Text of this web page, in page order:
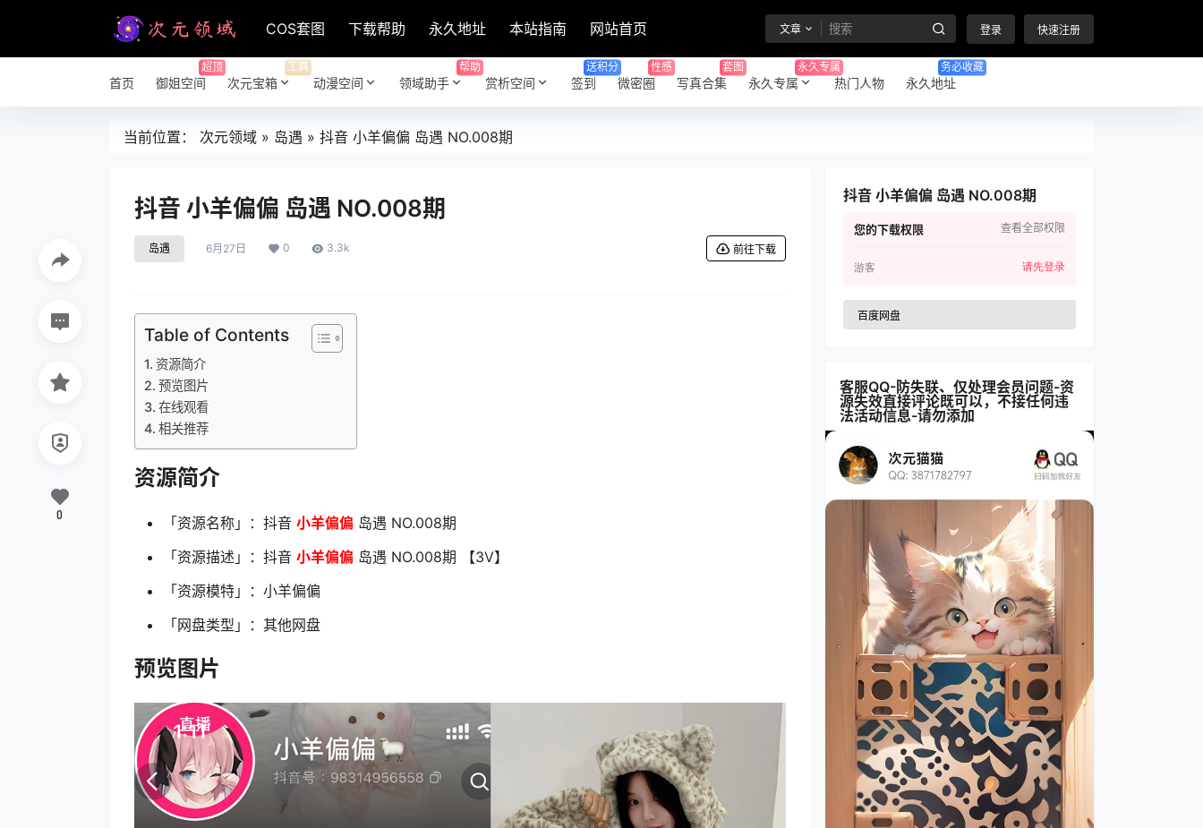
COS套图 下载帮助 永久地址 本站指南 网站首页 文章 登录 快速注册
首页 御姐空间
超顶
次元宝箱
工具
动漫空间 领域助手
帮助
赏析空间 签到
送积分
微密圈
性感
写真合集
套图
永久专属
永久专属
热门人物 永久地址
务必收藏
当前位置： 次元领域 » 岛遇 » 抖音 小羊偏偏 岛遇 NO.008期
抖音 小羊偏偏 岛遇 NO.008期
岛遇 6月27日 0 3.3k 前往下载
Table of Contents
资源简介
预览图片
在线观看
相关推荐
资源简介
「资源名称」：抖音 小羊偏偏 岛遇 NO.008期
「资源描述」：抖音 小羊偏偏 岛遇 NO.008期 【3V】
「资源模特」：小羊偏偏
「网盘类型」：其他网盘
预览图片
0
抖音 小羊偏偏 岛遇 NO.008期
您的下载权限 查看全部权限
游客 请先登录
百度网盘
客服QQ-防失联、仅处理会员问题-资
源失效直接评论既可以，不接任何违
法活动信息-请勿添加